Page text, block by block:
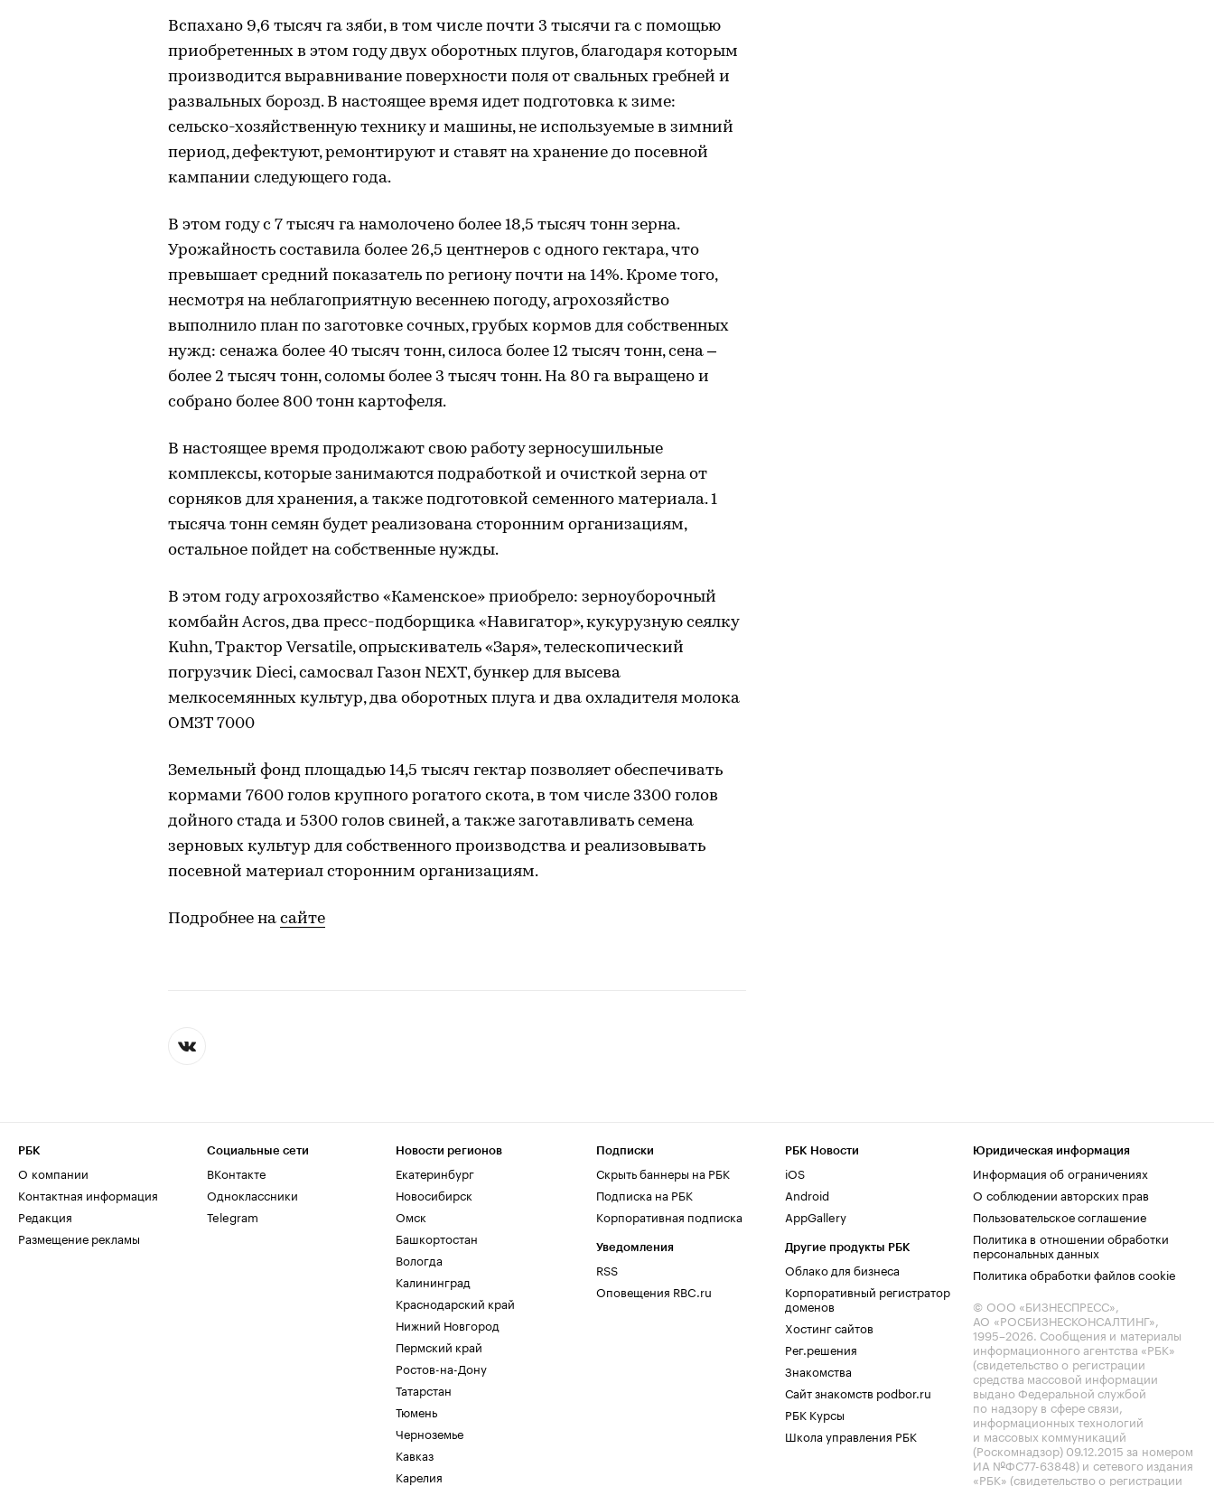
Вспахано 9,6 тысяч га зяби, в том числе почти 3 тысячи га с помощью
приобретенных в этом году двух оборотных плугов, благодаря которым
производится выравнивание поверхности поля от свальных гребней и
развальных борозд. В настоящее время идет подготовка к зиме:
сельско-хозяйственную технику и машины, не используемые в зимний
период, дефектуют, ремонтируют и ставят на хранение до посевной
кампании следующего года.
В этом году с 7 тысяч га намолочено более 18,5 тысяч тонн зерна.
Урожайность составила более 26,5 центнеров с одного гектара, что
превышает средний показатель по региону почти на 14%. Кроме того,
несмотря на неблагоприятную весеннею погоду, агрохозяйство
выполнило план по заготовке сочных, грубых кормов для собственных
нужд: сенажа более 40 тысяч тонн, силоса более 12 тысяч тонн, сена –
более 2 тысяч тонн, соломы более 3 тысяч тонн. На 80 га выращено и
собрано более 800 тонн картофеля.
В настоящее время продолжают свою работу зерносушильные
комплексы, которые занимаются подработкой и очисткой зерна от
сорняков для хранения, а также подготовкой семенного материала. 1
тысяча тонн семян будет реализована сторонним организациям,
остальное пойдет на собственные нужды.
В этом году агрохозяйство «Каменское» приобрело: зерноуборочный
комбайн Acros, два пресс-подборщика «Навигатор», кукурузную сеялку
Kuhn, Трактор Versatile, опрыскиватель «Заря», телескопический
погрузчик Dieci, самосвал Газон NEXT, бункер для высева
мелкосемянных культур, два оборотных плуга и два охладителя молока
ОМЗТ 7000
Земельный фонд площадью 14,5 тысяч гектар позволяет обеспечивать
кормами 7600 голов крупного рогатого скота, в том числе 3300 голов
дойного стада и 5300 голов свиней, а также заготавливать семена
зерновых культур для собственного производства и реализовывать
посевной материал сторонним организациям.
Подробнее на сайте
РБК
О компании
Контактная информация
Редакция
Размещение рекламы
Социальные сети
ВКонтакте
Одноклассники
Telegram
Новости регионов
Екатеринбург
Новосибирск
Омск
Башкортостан
Вологда
Калининград
Краснодарский край
Нижний Новгород
Пермский край
Ростов-на-Дону
Татарстан
Тюмень
Черноземье
Кавказ
Карелия
Подписки
Скрыть баннеры на РБК
Подписка на РБК
Корпоративная подписка
Уведомления
RSS
Оповещения RBC.ru
РБК Новости
iOS
Android
AppGallery
Другие продукты РБК
Облако для бизнеса
Корпоративный регистратор
доменов
Хостинг сайтов
Рег.решения
Знакомства
Сайт знакомств podbor.ru
РБК Курсы
Школа управления РБК
Юридическая информация
Информация об ограничениях
О соблюдении авторских прав
Пользовательское соглашение
Политика в отношении обработки
персональных данных
Политика обработки файлов cookie
© ООО «БИЗНЕСПРЕСС»,
АО «РОСБИЗНЕСКОНСАЛТИНГ»,
1995–2026. Сообщения и материалы
информационного агентства «РБК»
(свидетельство о регистрации
средства массовой информации
выдано Федеральной службой
по надзору в сфере связи,
информационных технологий
и массовых коммуникаций
(Роскомнадзор) 09.12.2015 за номером
ИА №ФС77-63848) и сетевого издания
«РБК» (свидетельство о регистрации